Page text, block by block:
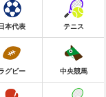
日本代表 テニス
グビー 中央競馬